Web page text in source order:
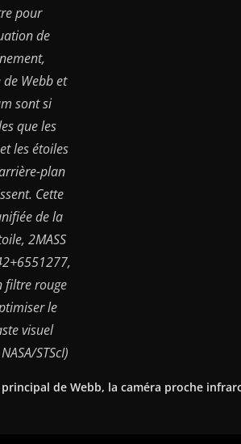
pour
de
de Webb et
sont si
que les
les étoiles
plan
Cette
de la
2MASS
filtre rouge
le
visuel
STScI)
de Webb, la caméra proche